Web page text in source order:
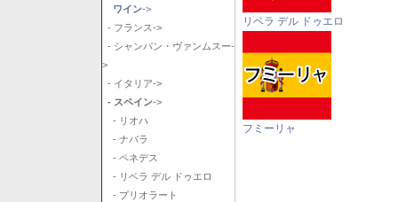
ワイン->
- フランス->
- シャンパン・ヴァンムスー-
>
- イタリア->
- スペイン->
- リオハ
- ナバラ
- ペネデス
- リベラ デル ドゥエロ
- プリオラート
リベラ デル ドゥエロ
フミーリャ